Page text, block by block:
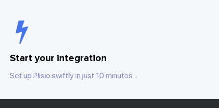
Start your integration
Set up Plisio swiftly in just 10 minutes.